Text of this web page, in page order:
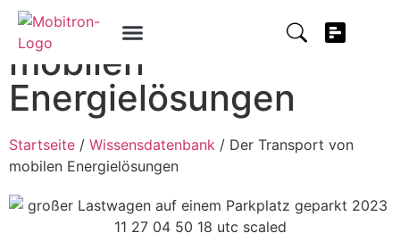
Der Transport von
mobilen
Energielösungen
Startseite / Wissensdatenbank / Der Transport von
mobilen Energielösungen